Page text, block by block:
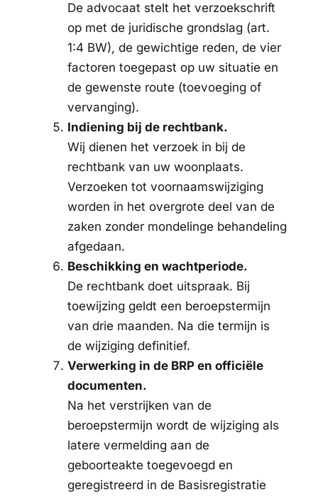
De advocaat stelt het verzoekschrift
op met de juridische grondslag (art.
1:4 BW), de gewichtige reden, de vier
factoren toegepast op uw situatie en
de gewenste route (toevoeging of
vervanging).
Indiening bij de rechtbank.
Wij dienen het verzoek in bij de
rechtbank van uw woonplaats.
Verzoeken tot voornaamswijziging
worden in het overgrote deel van de
zaken zonder mondelinge behandeling
afgedaan.
Beschikking en wachtperiode.
De rechtbank doet uitspraak. Bij
toewijzing geldt een beroepstermijn
van drie maanden. Na die termijn is
de wijziging definitief.
Verwerking in de BRP en officiële
documenten.
Na het verstrijken van de
beroepstermijn wordt de wijziging als
latere vermelding aan de
geboorteakte toegevoegd en
geregistreerd in de Basisregistratie